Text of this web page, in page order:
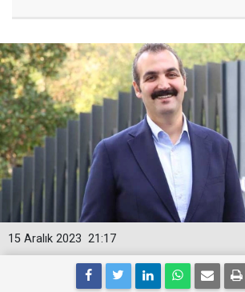
21:17
15 Aralık 2023